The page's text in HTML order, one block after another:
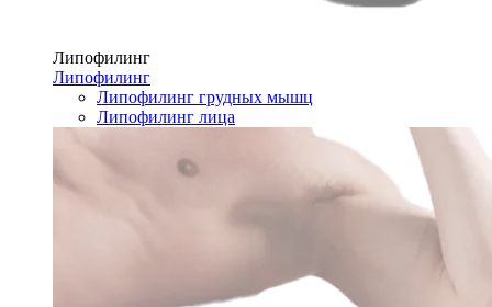
Липофилинг
Липофилинг
Липофилинг грудных мышц
Липофилинг лица